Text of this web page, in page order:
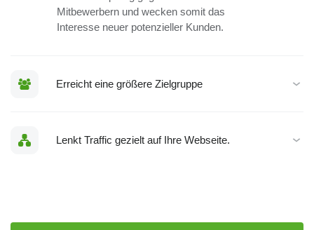
Mitbewerbern und wecken somit das
Interesse neuer potenzieller Kunden.
Erreicht eine größere Zielgruppe
Lenkt Traffic gezielt auf Ihre Webseite.